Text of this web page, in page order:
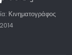
Κινηματογράφος